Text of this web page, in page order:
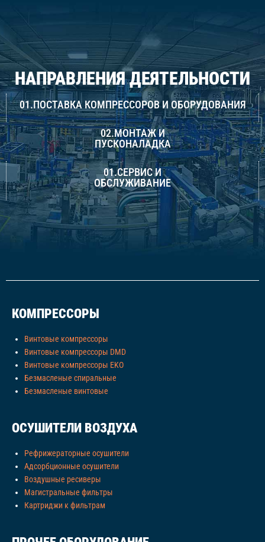
НАПРАВЛЕНИЯ ДЕЯТЕЛЬНОСТИ
01.ПОСТАВКА КОМПРЕССОРОВ И ОБОРУДОВАНИЯ
02.МОНТАЖ И
ПУСКОНАЛАДКА
01.СЕРВИС И
ОБСЛУЖИВАНИЕ
КОМПРЕССОРЫ
Винтовые компрессоры
Винтовые компрессоры DMD
Винтовые компрессоры EKO
Безмасленые спиральные
Безмасленые винтовые
ОСУШИТЕЛИ ВОЗДУХА
Рефрижераторные осушители
Адсорбционные осушители
Воздушные ресиверы
Магистральные фильтры
Картриджи к фильтрам